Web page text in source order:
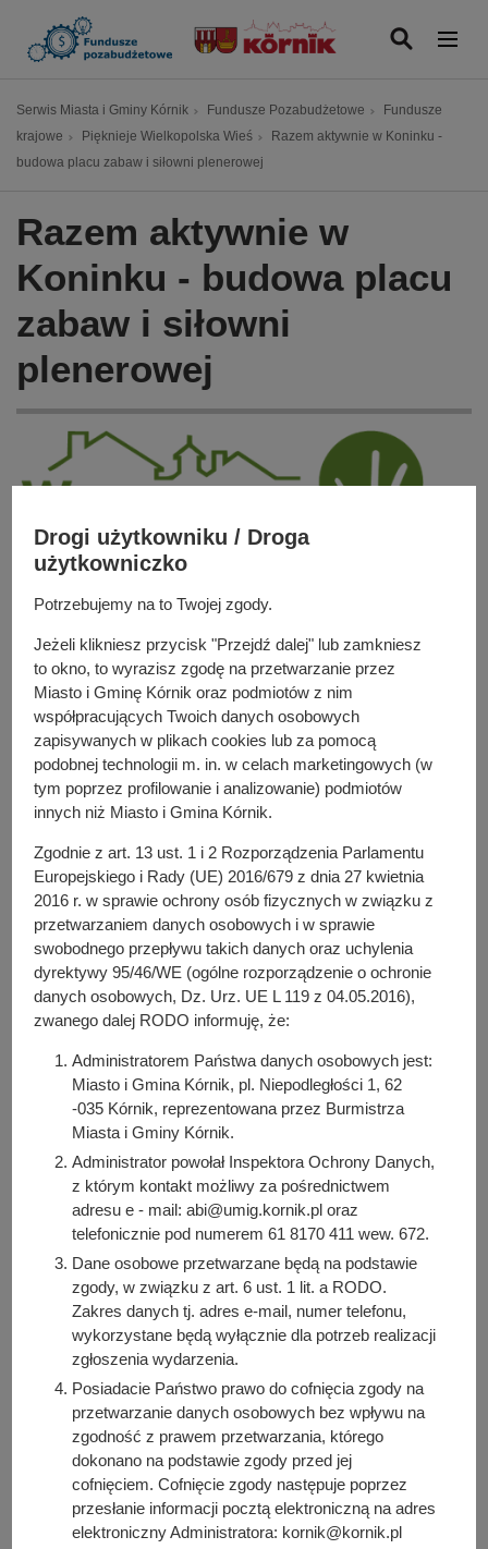
Ś
c
i
k
n
w
i
g
a
Serwis Miasta i Gminy Kórnik Fundusze Pozabudżetowe
Fundusze
krajowe
Pięknieje Wielkopolska Wieś
Razem aktywnie w Koninku -
budowa placu zabaw i siłowni plenerowej
Razem aktywnie w
Koninku - budowa placu
zabaw i siłowni
plenerowej
W ramach XV edycji konkursu „Pięknieje wielkopolska
wieś” zrealizowano projekt pn. „Razem aktywnie w
Koninku – budowa placu zabaw i siłowni plenerowej”,
współfinansowany przez Samorząd Województwa
Wielkopolskiego w ramach programu „Wielkopolska
Odnowa Wsi”. Inwestycję zrealizowano w miejscowości
Koninko na działce nr 90/27.
W ramach zadania wybudowano plac zabaw wraz z
siłownią plenerową, tworząc nową przestrzeń sprzyjającą
Wykonano bezpieczną nawierzchnię w strefie urządzeń
zabawowych, a część urządzeń ze starego placu
przeniesiono w nowe miejsce.
Plac zabaw doposażono w nowe elementy rekreacyjne:
wieżę linową, karuzelę, huśtawkę wahadłową, huśtawkę
wagową, bujak w kształcie samochodu oraz piaskownicę
dla najmłodszych. W bezpośrednim sąsiedztwie powstała
siłownia plenerowa, którą wyposażono w prasę nożną,
rowerek, wiosła, urządzenie do ćwiczeń klatki piersiowej
oraz wahadło.
W ramach inwestycji ustawiono także metalowy kontener
magazynowy, przeznaczony do przechowywania sprzętu
sołeckiego oraz wyposażenia służącego do utrzymania
porządku i zieleni. Teren uzupełniono o ławki, kosze na
śmieci oraz ogrodzenie.
Realizacja projektu przyczyniła się do rozwoju
infrastruktury rekreacyjnej w Koninku, umożliwiła
Drogi użytkowniku / Droga
użytkowniczko
Potrzebujemy na to Twojej zgody.
Jeżeli klikniesz przycisk "Przejdź dalej" lub zamkniesz
to okno, to wyrazisz zgodę na przetwarzanie przez
Miasto i Gminę Kórnik oraz podmiotów z nim
współpracujących Twoich danych osobowych
zapisywanych w plikach cookies lub za pomocą
podobnej technologii m. in. w celach marketingowych (w
tym poprzez profilowanie i analizowanie) podmiotów
innych niż Miasto i Gmina Kórnik.
Zgodnie z art. 13 ust. 1 i 2 Rozporządzenia Parlamentu
Europejskiego i Rady (UE) 2016/679 z dnia 27 kwietnia
2016 r. w sprawie ochrony osób fizycznych w związku z
przetwarzaniem danych osobowych i w sprawie
swobodnego przepływu takich danych oraz uchylenia
dyrektywy 95/46/WE (ogólne rozporządzenie o ochronie
danych osobowych, Dz. Urz. UE L 119 z 04.05.2016),
zwanego dalej RODO informuję, że:
Administratorem Państwa danych osobowych jest:
Miasto i Gmina Kórnik, pl. Niepodległości 1, 62
-035 Kórnik, reprezentowana przez Burmistrza
Miasta i Gminy Kórnik.
Administrator powołał Inspektora Ochrony Danych,
z którym kontakt możliwy za pośrednictwem
adresu e - mail: abi@umig.kornik.pl oraz
telefonicznie pod numerem 61 8170 411 wew. 672.
Dane osobowe przetwarzane będą na podstawie
zgody, w związku z art. 6 ust. 1 lit. a RODO.
Zakres danych tj. adres e-mail, numer telefonu,
wykorzystane będą wyłącznie dla potrzeb realizacji
zgłoszenia wydarzenia.
Posiadacie Państwo prawo do cofnięcia zgody na
przetwarzanie danych osobowych bez wpływu na
zgodność z prawem przetwarzania, którego
dokonano na podstawie zgody przed jej
cofnięciem. Cofnięcie zgody następuje poprzez
przesłanie informacji pocztą elektroniczną na adres
elektroniczny Administratora: kornik@kornik.pl